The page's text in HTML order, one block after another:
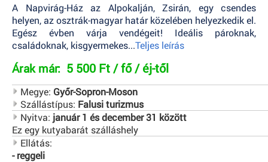
A Napvirág-Ház az Alpokalján, Zsirán, egy csendes
helyen, az osztrák-magyar határ közelében helyezkedik el.
Egész évben várja vendégeit! Ideális pároknak,
családoknak, kisgyermekes...Teljes leírás
Árak már: 5 500 Ft / fő / éj-től
Megye: Győr-Sopron-Moson
Szállástípus: Falusi turizmus
Nyitva: január 1 és december 31 között
Ez egy kutyabarát szálláshely
Ellátás:
- reggeli